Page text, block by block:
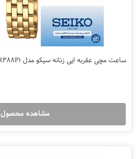
ساعت مچی عقربه ایی زنانه سیکو مدل SUR388P1
مشاهده محصول